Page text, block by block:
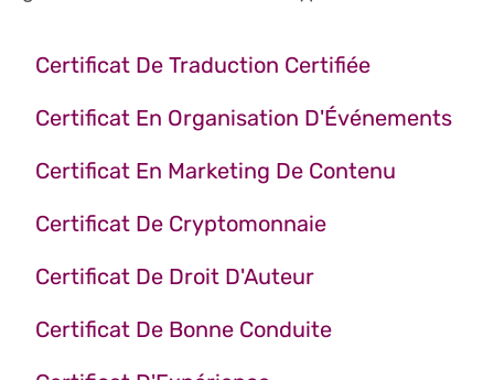
Certificat De Traduction Certifiée
Certificat En Organisation D'Événements
Certificat En Marketing De Contenu
Certificat De Cryptomonnaie
Certificat De Droit D'Auteur
Certificat De Bonne Conduite